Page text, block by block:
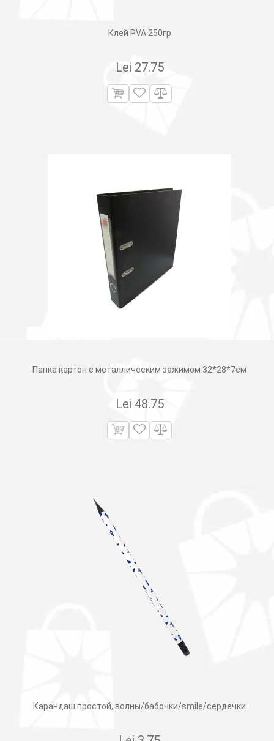
Клей PVA 250гр
Lei 27.75
Папка картон с металлическим зажимом 32*28*7см
Lei 48.75
Карандаш простой, волны/бабочки/smile/сердечки